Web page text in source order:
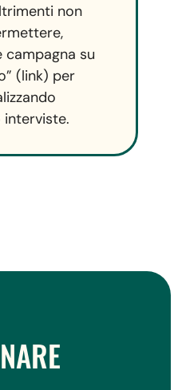
non
su
(link) per
interviste.